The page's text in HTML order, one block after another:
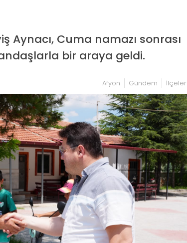
Aynacı, Cuma namazı sonrası
bir araya geldi.
Afyon Gündem İlçeler